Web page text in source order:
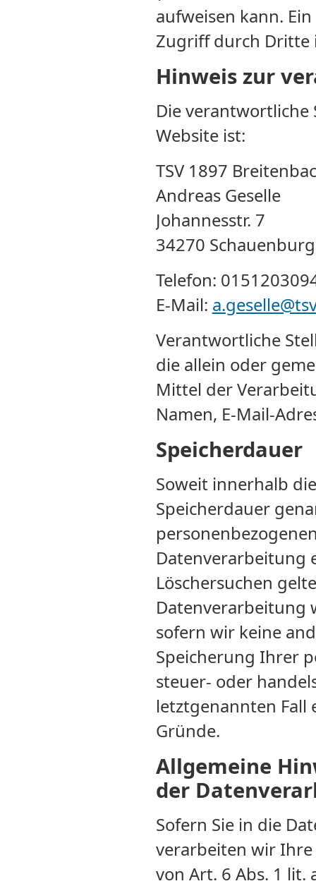
aufweisen kann.
Zugriff durch Dritte
Hinweis zur
Die
Website ist:
TSV 1897
Andreas Geselle
Johannesstr. 7
34270 Schauenburg
Telefon:
E-Mail:
Verantwortliche
die allein oder
Mittel der
Namen, E-Mail-
Speicherdauer
Soweit innerhalb
Speicherdauer
Datenverarbeitung
Löschersuchen
Datenverarbeitung
sofern wir keine
Speicherung Ihrer
steuer- oder
letztgenannten Fall
Gründe.
Allgemeine
der
Sofern Sie in die
verarbeiten wir
von Art. 6 Abs. 1 lit.